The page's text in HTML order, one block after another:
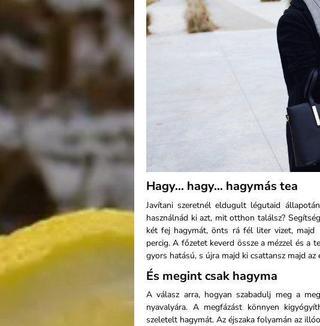
Hagy… hagy… hagymás tea
Javítani szeretnél eldugult légutaid
használnád ki azt, mit otthon találsz?
két fej hagymát, önts rá fél liter vizet,
percig. A főzetet keverd össze a mézzel és a
gyors hatású, s újra majd ki csattansz majd az
És megint csak hagyma
A válasz arra, hogyan szabadulj meg a
nyavalyára. A megfázást könnyen
szeletelt hagymát. Az éjszaka folyamán az